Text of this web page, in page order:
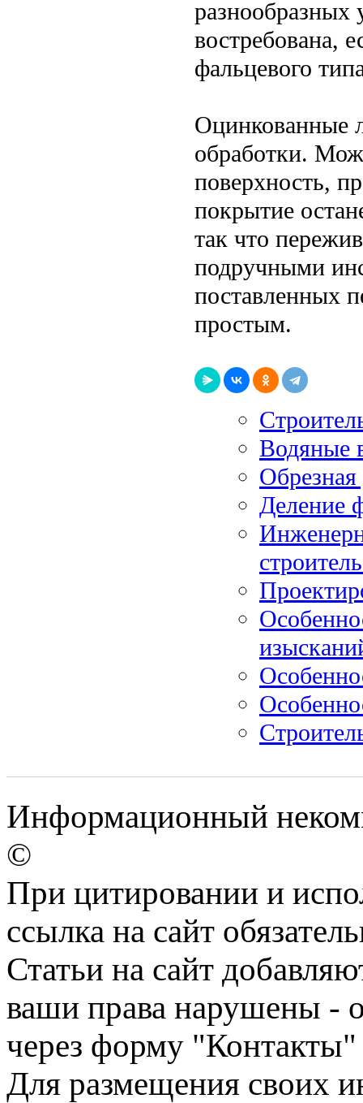
разнообразных
востребована,
фальцевого
Оцинкованные
обработки.
поверхность,
покрытие
так что
подручными
поставленных
простым.
Водяные
Деление
Информационный
©
При цитировании и
ссылка на сайт
Статьи на сайт
ваши права нарушены -
через форму "Контакты"
Для размещения своих